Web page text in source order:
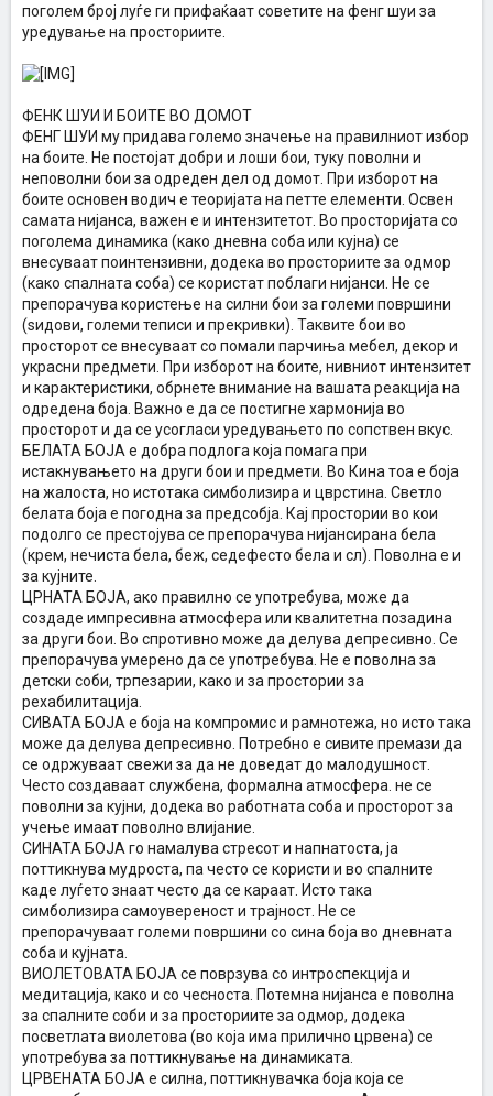
поголем број луѓе ги прифаќаат советите на фенг шуи за
уредување на просториите.
ФЕНК ШУИ И БОИТЕ ВО ДОМОТ
ФЕНГ ШУИ му придава големо значење на правилниот избор
на боите. Не постојат добри и лоши бои, туку поволни и
неповолни бои за одреден дел од домот. При изборот на
боите основен водич е теоријата на петте елементи. Освен
самата нијанса, важен е и интензитетот. Во просторијата со
поголема динамика (како дневна соба или кујна) се
внесуваат поинтензивни, додека во просториите за одмор
(како спалната соба) се користат поблаги нијанси. Не се
препорачува користење на силни бои за големи површини
(ѕидови, големи теписи и прекривки). Таквите бои во
просторот се внесуваат со помали парчиња мебел, декор и
украсни предмети. При изборот на боите, нивниот интензитет
и карактеристики, обрнете внимание на вашата реакција на
одредена боја. Важно е да се постигне хармонија во
просторот и да се усогласи уредувањето по сопствен вкус.
БЕЛАТА БОЈА е добра подлога која помага при
истакнувањето на други бои и предмети. Во Кина тоа е боја
на жалоста, но истотака симболизира и цврстина. Светло
белата боја е погодна за предсобја. Кај простории во кои
подолго се престојува се препорачува нијансирана бела
(крем, нечиста бела, беж, седефесто бела и сл). Поволна е и
за кујните.
ЦРНАТА БОЈА, ако правилно се употребува, може да
создаде импресивна атмосфера или квалитетна позадина
за други бои. Во спротивно може да делува депресивно. Се
препорачува умерено да се употребува. Не е поволна за
детски соби, трпезарии, како и за простории за
рехабилитација.
СИВАТА БОЈА е боја на компромис и рамнотежа, но исто така
може да делува депресивно. Потребно е сивите премази да
се одржуваат свежи за да не доведат до малодушност.
Често создаваат службена, формална атмосфера. не се
поволни за кујни, додека во работната соба и просторот за
учење имаат поволно влијание.
СИНАТА БОЈА го намалува стресот и напнатоста, ја
поттикнува мудроста, па често се користи и во спалните
каде луѓето знаат често да се караат. Исто така
симболизира самоувереност и трајност. Не се
препорачуваат големи површини со сина боја во дневната
соба и кујната.
ВИОЛЕТОВАТА БОЈА се поврзува со интроспекција и
медитација, како и со чесноста. Потемна нијанса е поволна
за спалните соби и за просториите за одмор, додека
посветлата виолетова (во која има прилично црвена) се
употребува за поттикнување на динамиката.
ЦРВЕНАТА БОЈА е силна, поттикнувачка боја која се